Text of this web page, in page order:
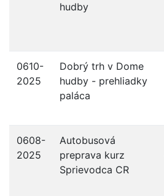
hudby
0610-
2025
Dobrý trh v Dome
hudby - prehliadky
paláca
0608-
2025
Autobusová
preprava kurz
Sprievodca CR